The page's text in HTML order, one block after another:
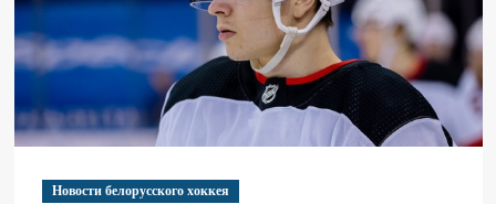
Новости белорусского хоккея